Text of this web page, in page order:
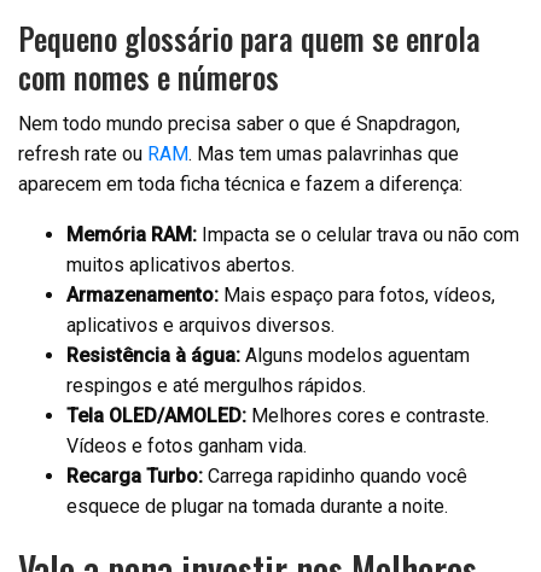
Pequeno glossário para quem se enrola
com nomes e números
Nem todo mundo precisa saber o que é Snapdragon,
refresh rate ou RAM. Mas tem umas palavrinhas que
aparecem em toda ficha técnica e fazem a diferença:
Memória RAM: Impacta se o celular trava ou não com
muitos aplicativos abertos.
Armazenamento: Mais espaço para fotos, vídeos,
aplicativos e arquivos diversos.
Resistência à água: Alguns modelos aguentam
respingos e até mergulhos rápidos.
Tela OLED/AMOLED: Melhores cores e contraste.
Vídeos e fotos ganham vida.
Recarga Turbo: Carrega rapidinho quando você
esquece de plugar na tomada durante a noite.